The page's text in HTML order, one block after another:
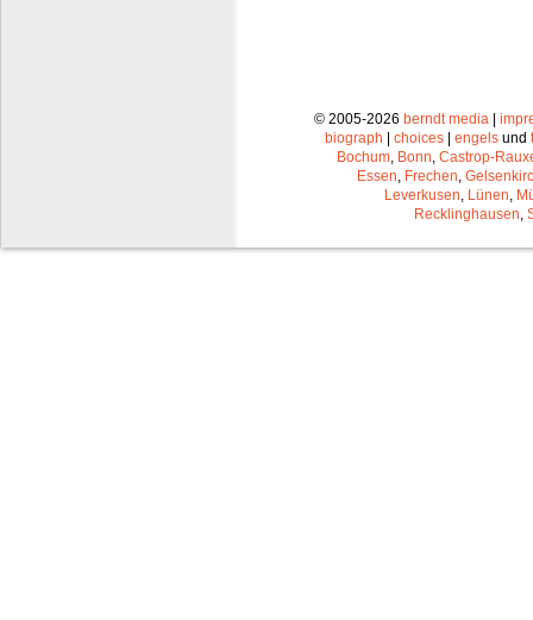
© 2005-2026 berndt media |
biograph | choices | engels und
Bochum Bonn Castrop-
Essen Frechen
Leverkusen Lünen
Recklinghausen